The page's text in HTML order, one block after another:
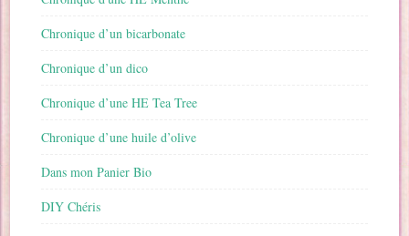
Chronique d’un bicarbonate
Chronique d’un dico
Chronique d’une HE Tea Tree
Chronique d’une huile d’olive
Dans mon Panier Bio
DIY Chéris